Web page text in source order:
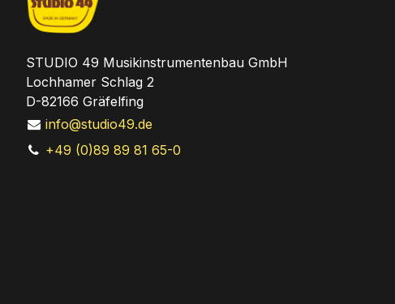
STUDIO 49 Musikinstrumentenbau GmbH
Lochhamer Schlag 2
D-82166 Gräfelfing
info@studio49.de
+49 (0)89 89 81 65-0